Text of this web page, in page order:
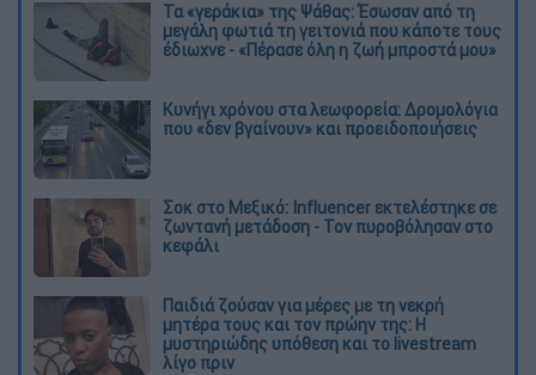
Τα «γεράκια» της Ψάθας: Έσωσαν από τη
μεγάλη φωτιά τη γειτονιά που κάποτε τους
έδιωχνε - «Πέρασε όλη η ζωή μπροστά μου»
Κυνήγι χρόνου στα λεωφορεία: Δρομολόγια
που «δεν βγαίνουν» και προειδοποιήσεις
Σοκ στο Μεξικό: Influencer εκτελέστηκε σε
ζωντανή μετάδοση - Τον πυροβόλησαν στο
κεφάλι
Παιδιά ζούσαν για μέρες με τη νεκρή
μητέρα τους και τον πρώην της: Η
μυστηριώδης υπόθεση και το livestream
λίγο πριν